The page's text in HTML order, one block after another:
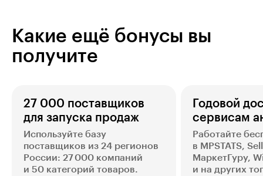
Какие ещё бонусы вы
получите
27 000 поставщиков
для запуска продаж
Используйте базу
поставщиков из 24 регионов
России: 27 000 компаний
и 50 категорий товаров.
Годовой
сервисам
Работайте
в MPSTATS,
МаркетГуру,
и на других